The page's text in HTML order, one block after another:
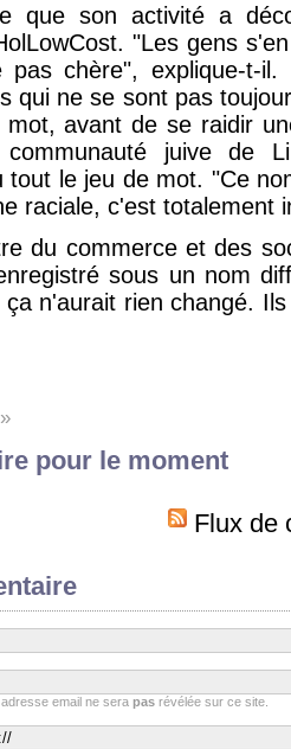
que son activité a
"Les gens
pas chère", explique-t-
qui ne se sont pas
mot, avant de se raidir
juive de
tout le jeu de mot. "Ce
raciale, c'est totalement
du commerce et des
sous un nom
n'aurait rien changé.
pour le moment
Flux de
adresse email ne serapas révélée sur ce site.